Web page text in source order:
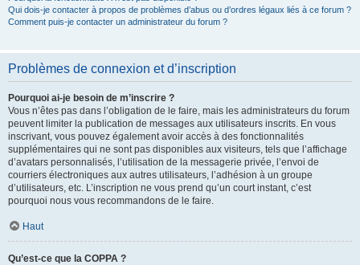
Qui dois-je contacter à propos de problèmes d’abus ou d’ordres légaux liés à ce forum ?
Comment puis-je contacter un administrateur du forum ?
Problèmes de connexion et d’inscription
Pourquoi ai-je besoin de m’inscrire ?
Vous n’êtes pas dans l’obligation de le faire, mais les administrateurs du forum
peuvent limiter la publication de messages aux utilisateurs inscrits. En vous
inscrivant, vous pouvez également avoir accès à des fonctionnalités
supplémentaires qui ne sont pas disponibles aux visiteurs, tels que l’affichage
d’avatars personnalisés, l’utilisation de la messagerie privée, l’envoi de
courriers électroniques aux autres utilisateurs, l’adhésion à un groupe
d’utilisateurs, etc. L’inscription ne vous prend qu’un court instant, c’est
pourquoi nous vous recommandons de le faire.
Haut
Qu’est-ce que la COPPA ?